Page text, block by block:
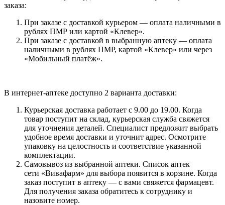
заказа:
При заказе с доставкой курьером — оплата наличными в
рублях ПМР или картой «Клевер».
При заказе с доставкой в выбранную аптеку — оплата
наличными в рублях ПМР, картой «Клевер» или через
«Мобильный платёж».
В интернет-аптеке доступно 2 варианта доставки:
Курьерская доставка работает с 9.00 до 19.00. Когда
товар поступит на склад, курьерская служба свяжется
для уточнения деталей. Специалист предложит выбрать
удобное время доставки и уточнит адрес. Осмотрите
упаковку на целостность и соответствие указанной
комплектации.
Самовывоз из выбранной аптеки. Список аптек
сети «Вивафарм» для выбора появится в корзине. Когда
заказ поступит в аптеку — с вами свяжется фармацевт.
Для получения заказа обратитесь к сотруднику и
назовите номер.